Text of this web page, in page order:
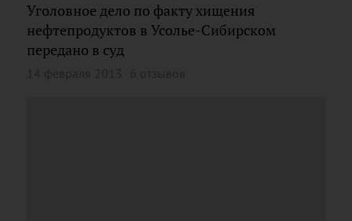
Уголовное дело по факту хищения
нефтепродуктов в Усолье-Сибирском
передано в суд